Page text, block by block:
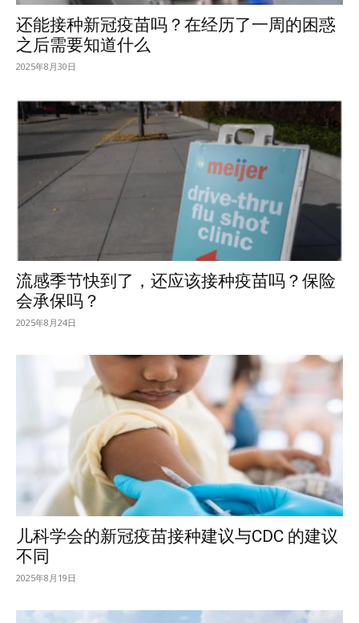
还能接种新冠疫苗吗？在经历了一周的困惑
之后需要知道什么
2025年8月30日
流感季节快到了，还应该接种疫苗吗？保险
会承保吗？
2025年8月24日
儿科学会的新冠疫苗接种建议与CDC 的建议
不同
2025年8月19日